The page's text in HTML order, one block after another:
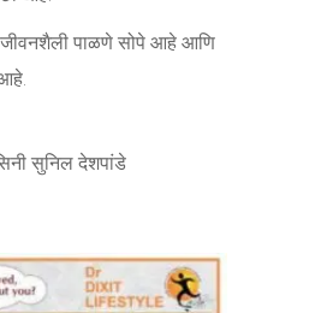
जीवनशैली पाळणे सोपे आहे आणि
सुनिल देशपांडे